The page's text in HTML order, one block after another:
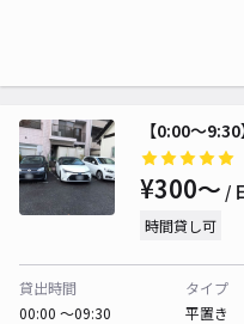
【0:00〜
¥300〜 /
時間貸し可
貸出時間
00:00 〜09:30
タイプ
平置き